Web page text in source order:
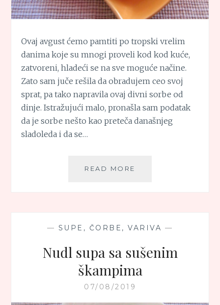
Ovaj avgust ćemo pamtiti po tropski vrelim
danima koje su mnogi proveli kod kod kuće,
zatvoreni, hladeći se na sve moguće načine.
Zato sam juče rešila da obradujem ceo svoj
sprat, pa tako napravila ovaj divni sorbe od
dinje. Istražujući malo, pronašla sam podatak
da je sorbe nešto kao preteča današnjeg
sladoleda i da se…
READ MORE
— SUPE, ČORBE, VARIVA —
Nudl supa sa sušenim
škampima
07/08/2019